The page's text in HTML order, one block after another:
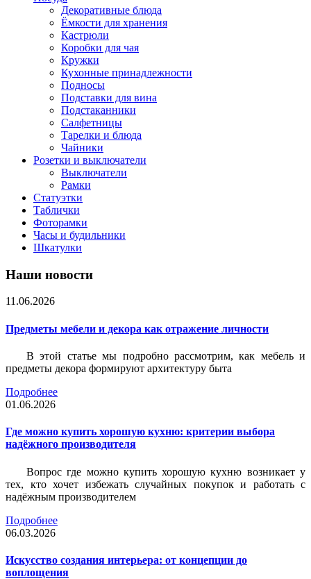
Декоративные блюда
Ёмкости для хранения
Кастрюли
Коробки для чая
Кружки
Кухонные принадлежности
Подносы
Подставки для вина
Подстаканники
Салфетницы
Тарелки и блюда
Чайники
Розетки и выключатели
Выключатели
Рамки
Статуэтки
Таблички
Фоторамки
Часы и будильники
Шкатулки
Наши новости
11.06.2026
Предметы мебели и декора как отражение личности
В этой статье мы подробно рассмотрим, как мебель и
предметы декора формируют архитектуру быта
Подробнее
01.06.2026
Где можно купить хорошую кухню: критерии выбора
надёжного производителя
Вопрос где можно купить хорошую кухню возникает у
тех, кто хочет избежать случайных покупок и работать с
надёжным производителем
Подробнее
06.03.2026
Искусство создания интерьера: от концепции до
воплощения